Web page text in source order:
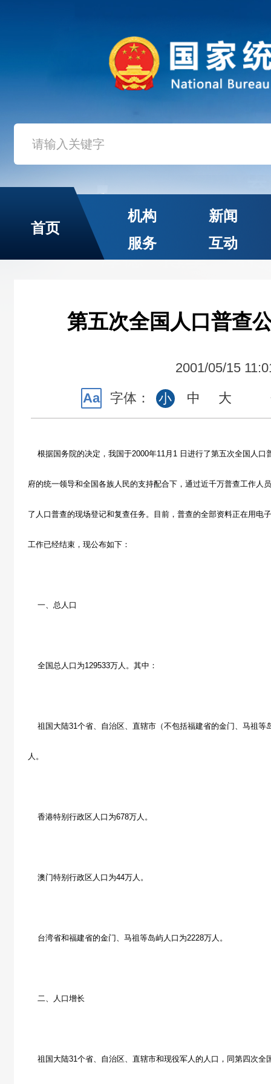
首页
机构
新闻
服务
互动
第五次全国人口普查
2001/05/15
Aa
字体： 小 中 大
根据国务院的决定，我国于2000年11月1 日进行了第五次全国人口
府的统一领导和全国各族人民的支持配合下，通过近千万普查工作人
了人口普查的现场登记和复查任务。目前，普查的全部资料正在用电
工作已经结束，现公布如下：
一、总人口
全国总人口为129533万人。其中：
祖国大陆31个省、自治区、直辖市（不包括福建省的金门、马祖等
人。
香港特别行政区人口为678万人。
澳门特别行政区人口为44万人。
台湾省和福建省的金门、马祖等岛屿人口为2228万人。
二、人口增长
祖国大陆31个省、自治区、直辖市和现役军人的人口，同第四次全